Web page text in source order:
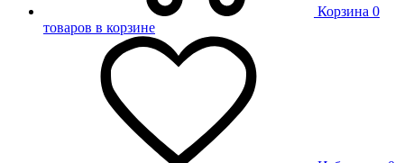
Корзина 0
товаров в корзине